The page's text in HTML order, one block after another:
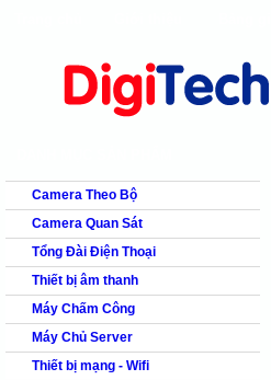
products
Camera Theo Bộ
Camera Quan Sát
Tổng Đài Điện Thoại
Thiết bị âm thanh
Máy Chấm Công
Máy Chủ Server
Thiết bị mạng - Wifi